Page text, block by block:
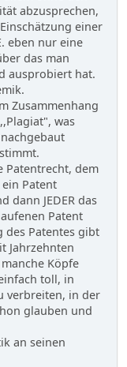
abzusprechen,
einer
eben nur eine
das man
ausprobiert hat.
Zusammenhang
was
Patentrecht, dem
Patent
dann JEDER das
Patent
des Patentes gibt
Jahrzehnten
Köpfe
toll, in
verbreiten, in der
glauben und
an seinen